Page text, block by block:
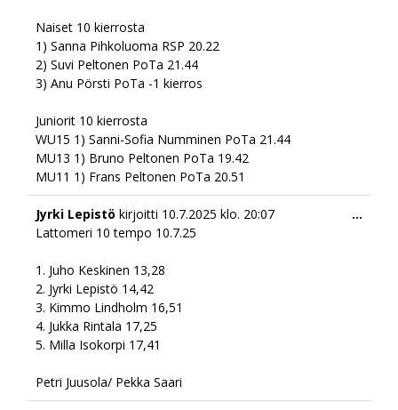
Naiset 10 kierrosta
1) Sanna Pihkoluoma RSP 20.22
2) Suvi Peltonen PoTa 21.44
3) Anu Pörsti PoTa -1 kierros
Juniorit 10 kierrosta
WU15 1) Sanni-Sofia Numminen PoTa 21.44
MU13 1) Bruno Peltonen PoTa 19.42
MU11 1) Frans Peltonen PoTa 20.51
Jyrki Lepistö kirjoitti 10.7.2025 klo. 20:07
Lattomeri 10 tempo 10.7.25
1. Juho Keskinen 13,28
2. ⁠Jyrki Lepistö 14,42
3. ⁠Kimmo Lindholm 16,51
4. ⁠Jukka Rintala 17,25
5. ⁠Milla Isokorpi 17,41
Petri Juusola/ Pekka Saari
...